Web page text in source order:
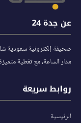
عن جدة 24
صحيفة إلكترونية سعودية
مدار الساعة، مع تغطية
روابط سريعة
الرئيسية